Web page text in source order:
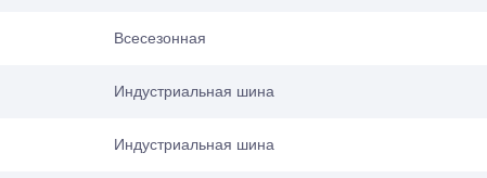
Всесезонная
Индустриальная шина
Индустриальная шина